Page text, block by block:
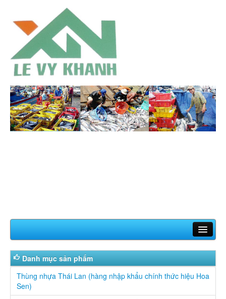
Giới thiệu
Sản phẩm
Danh mục sản phẩm
Thùng nhựa Thái Lan (hàng nhập khẩu chính thức hiệu Hoa
Sen)